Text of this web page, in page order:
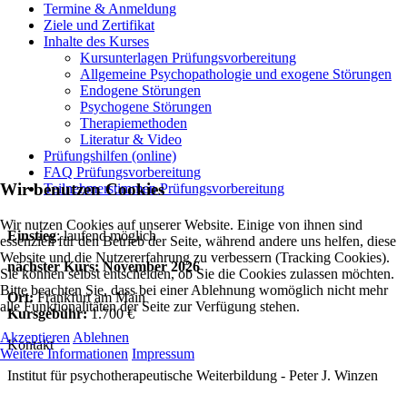
Termine & Anmeldung
Ziele und Zertifikat
Inhalte des Kurses
Kursunterlagen Prüfungsvorbereitung
Allgemeine Psychopathologie und exogene Störungen
Endogene Störungen
Psychogene Störungen
Therapiemethoden
Literatur & Video
Prüfungshilfen (online)
FAQ Prüfungsvorbereitung
Teilnehmerstimmen Prüfungsvorbereitung
Einstieg: laufend möglich
nächster Kurs: November 2026
Ort:Frankfurt am Main
Kursgebühr:1.700 €
Kontakt
Institut für psychotherapeutische Weiterbildung - Peter J. Winzen
Wir benutzen Cookies
Wir nutzen Cookies auf unserer Website. Einige von ihnen sind
essenziell für den Betrieb der Seite, während andere uns helfen, diese
Website und die Nutzererfahrung zu verbessern (Tracking Cookies).
Sie können selbst entscheiden, ob Sie die Cookies zulassen möchten.
Bitte beachten Sie, dass bei einer Ablehnung womöglich nicht mehr
alle Funktionalitäten der Seite zur Verfügung stehen.
Akzeptieren Ablehnen
Weitere Informationen Impressum